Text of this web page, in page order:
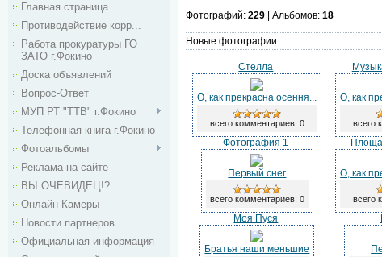
Главная страница
Противодействие корр...
Работа прокуратуры ГО
ЗАТО г.Фокино
Доска объявлений
Вопрос-Ответ
МУП РТ "ТТВ" г.Фокино
Телефонная книга г.Фокино
Фотоальбомы
Реклама на сайте
ВЫ ОЧЕВИДЕЦ!?
Онлайн Камеры
Новости партнеров
Официальная информация
Фотографий: 229 | Альбомов: 18
Новые фотографии
Стелла
О, как прекрасна осення...
всего комментариев: 0
О, как
всего
Фотография 1
Первый снег
всего комментариев: 0
О, как
всего
Моя Пуся
Братья наши меньшие